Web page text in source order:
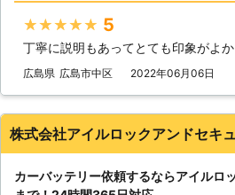
てしまっ
バッテリー
す。 またエンジンだけではなくカー
ナビやオー
って動か
★★★★★ 5
丁寧に説明もあってとても印象がよか
広島県 広島市中区 2022年06月06日
株式会社アイルロックアンドセキ
カーバッテリー依頼するならアイルロ